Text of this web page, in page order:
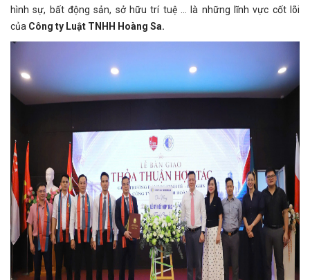
hình sự, bất động sản, sở hữu trí tuệ ... là những lĩnh vực cốt lõi
của Công ty Luật TNHH Hoàng Sa.